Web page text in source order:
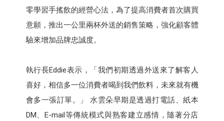
零學習手搖飲的經營心法，為了提高消費者首次購買
意願，推出一公里兩杯外送的銷售策略，強化顧客體
驗來增加品牌忠誠度。
執行長Eddie表示，「我們初期透過外送來了解客人
喜好，相信多一位消費者喝到我們飲料，未來就有機
會多一張訂單。」 水雲朵早期是透過打電話、紙本
DM、E-mail等傳統模式與熟客建立感情，隨著分店